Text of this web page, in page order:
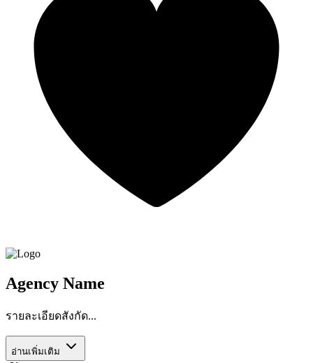
Agency Name
รายละเอียดสังกัด...
อ่านเพิ่มเติม